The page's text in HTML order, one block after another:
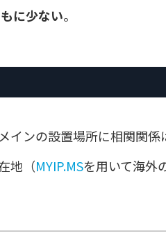
に少ない。
ンの設置場所に相関関係
地（MYIP.MSを用いて海外